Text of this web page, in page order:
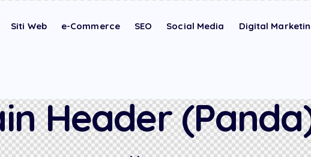
Siti Web e-Commerce SEO Social Media Digital
Header